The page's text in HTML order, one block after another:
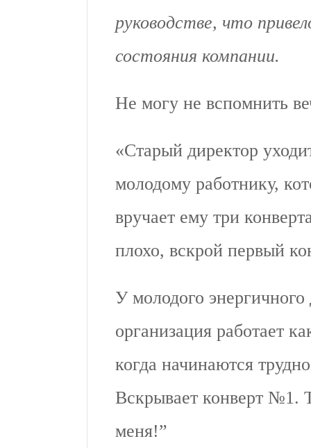
руководстве, что
состояния компании.
Не могу не вспомнить
«Старый директор
молодому работнику,
вручает ему три
плохо, вскрой первый
У молодого энергичного
организация работает
когда начинаются
Вскрывает конверт №1.
меня!”